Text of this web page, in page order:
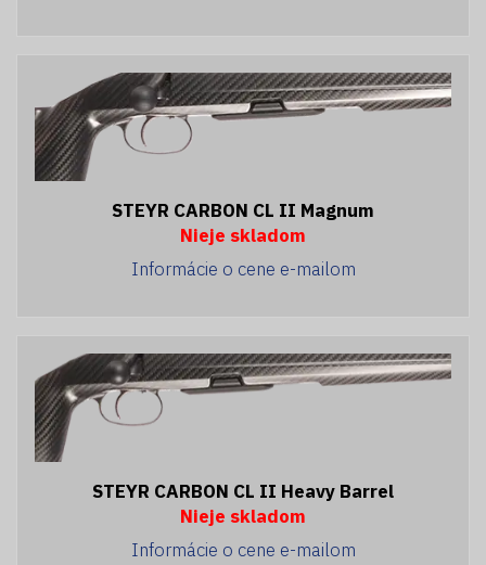
STEYR CARBON CL II Magnum
Nieje skladom
Informácie o cene e-mailom
STEYR CARBON CL II Heavy Barrel
Nieje skladom
Informácie o cene e-mailom